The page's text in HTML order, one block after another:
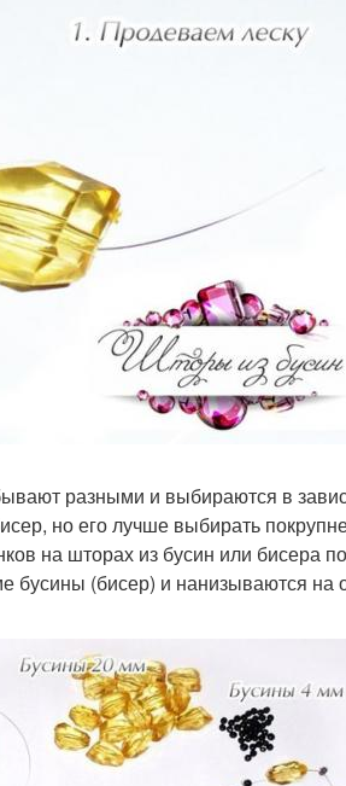
разными и выбираются в
но его лучше выбирать
на шторах из бусин или бисера
(бисер) и нанизываются на